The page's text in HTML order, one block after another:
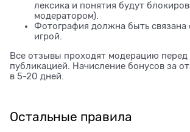
лексика и понятия будут
модератором).
Фотография должна быть связана
игрой.
Все отзывы проходят модерацию перед
публикацией. Начисление бонусов за
в 5-20 дней.
Остальные правила